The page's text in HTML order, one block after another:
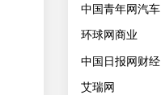
中国青年网汽车
环球网商业
中国日报网财经
艾瑞网